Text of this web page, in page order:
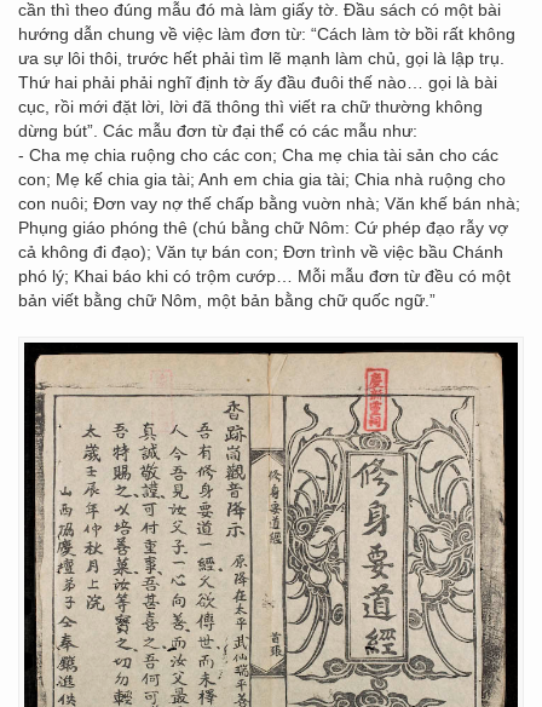
cần thì theo đúng mẫu đó mà làm giấy tờ. Đầu sách có một bài
hướng dẫn chung về việc làm đơn từ: “Cách làm tờ bồi rất không
ưa sự lôi thôi, trước hết phải tìm lẽ mạnh làm chủ, gọi là lập trụ.
Thứ hai phải phải nghĩ định tờ ấy đầu đuôi thế nào… gọi là bài
cục, rồi mới đặt lời, lời đã thông thì viết ra chữ thường không
dừng bút”. Các mẫu đơn từ đại thể có các mẫu như:
- Cha mẹ chia ruộng cho các con; Cha mẹ chia tài sản cho các
con; Mẹ kế chia gia tài; Anh em chia gia tài; Chia nhà ruộng cho
con nuôi; Đơn vay nợ thế chấp bằng vuờn nhà; Văn khế bán nhà;
Phụng giáo phóng thê (chú bằng chữ Nôm: Cứ phép đạo rẫy vợ
cả không đi đạo); Văn tự bán con; Đơn trình về việc bầu Chánh
phó lý; Khai báo khi có trộm cướp… Mỗi mẫu đơn từ đều có một
bản viết bằng chữ Nôm, một bản bằng chữ quốc ngữ.”